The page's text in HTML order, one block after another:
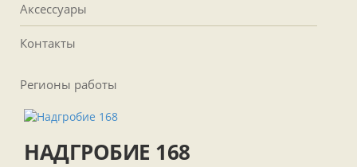
Аксессуары
Контакты
Регионы работы
НАДГРОБИЕ 168